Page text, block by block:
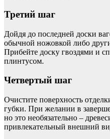
Третий шаг
Дойдя до последней доски
обычной ножовкой либо
Прибейте доску гвоздями и
плинтусом.
Четвертый шаг
Очистите поверхность
губки. При желании в
но это необязательно –
привлекательный внешний